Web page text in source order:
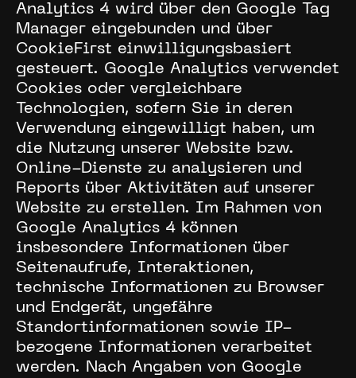
Analytics 4 wird über den Google Tag
Manager eingebunden und über
CookieFirst einwilligungsbasiert
gesteuert. Google Analytics verwendet
Cookies oder vergleichbare
Technologien, sofern Sie in deren
Verwendung eingewilligt haben, um
die Nutzung unserer Website bzw.
Online-Dienste zu analysieren und
Reports über Aktivitäten auf unserer
Website zu erstellen. Im Rahmen von
Google Analytics 4 können
insbesondere Informationen über
Seitenaufrufe, Interaktionen,
technische Informationen zu Browser
und Endgerät, ungefähre
Standortinformationen sowie IP-
bezogene Informationen verarbeitet
werden. Nach Angaben von Google